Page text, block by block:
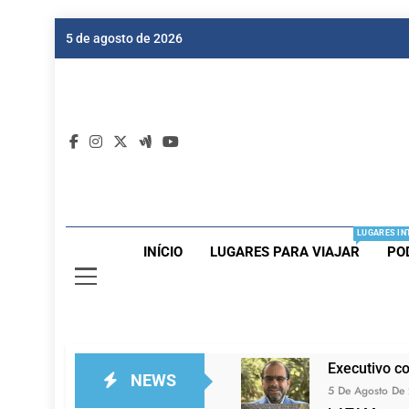
5 de agosto de 2026
INÍCIO LUGARES PARA VIAJAR
LUGARES
NEWS
Executivo
5 De Agosto